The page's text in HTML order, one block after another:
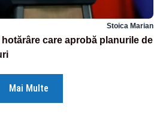
Stoica Marian
care aprobă planurile de
Mai Multe